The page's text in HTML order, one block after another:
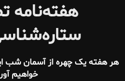
هفته‌نامه
هر هفته یک چهره از آسمان شب
خواهیم